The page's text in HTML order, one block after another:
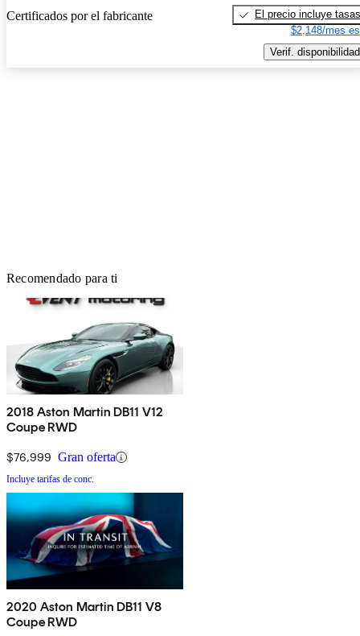
Certificados por el fabricante
El precio incluye tasas
$2,148/mes
Verif. disponibilidad
Recomendado para ti
2018 Aston Martin DB11 V12
Coupe RWD
$76,999 Gran oferta
Incluye tarifas de conc.
2020 Aston Martin DB11 V8
Coupe RWD